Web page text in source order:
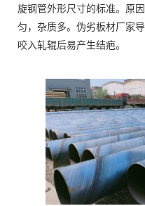
旋钢管外形尺寸的标准。原
匀，杂质多。伪劣板材厂家
咬入轧辊后易产生结疤。